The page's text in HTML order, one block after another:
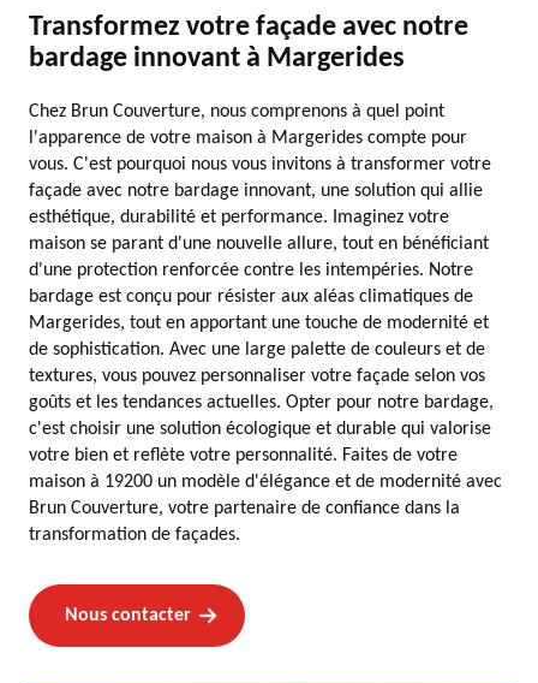
Transformez votre façade avec notre
bardage innovant à Margerides
Chez Brun Couverture, nous comprenons à quel point
l'apparence de votre maison à Margerides compte pour
vous. C'est pourquoi nous vous invitons à transformer votre
façade avec notre bardage innovant, une solution qui allie
esthétique, durabilité et performance. Imaginez votre
maison se parant d'une nouvelle allure, tout en bénéficiant
d'une protection renforcée contre les intempéries. Notre
bardage est conçu pour résister aux aléas climatiques de
Margerides, tout en apportant une touche de modernité et
de sophistication. Avec une large palette de couleurs et de
textures, vous pouvez personnaliser votre façade selon vos
goûts et les tendances actuelles. Opter pour notre bardage,
c'est choisir une solution écologique et durable qui valorise
votre bien et reflète votre personnalité. Faites de votre
maison à 19200 un modèle d'élégance et de modernité avec
Brun Couverture, votre partenaire de confiance dans la
transformation de façades.
Nous contacter